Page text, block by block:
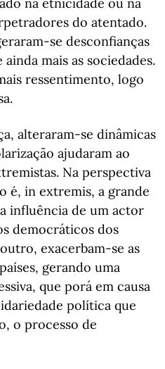
do atentado.
se desconfianças
mais as sociedades.
ressentimento, logo
alteraram-se dinâmicas
ajudaram ao
Na perspectiva
é, in extremis, a grande
influência de um actor
democráticos dos
exacerbam-se as
gerando uma
que porá em causa
política que
o processo de